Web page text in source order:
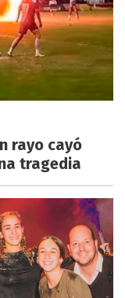
rayo cayó
tragedia